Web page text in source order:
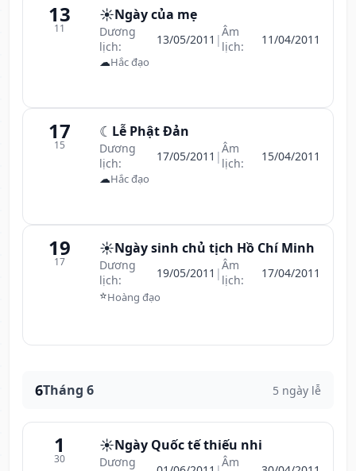
13
11
☀️Ngày của mẹ
Dương
lịch:
13/05/2011 |Âm
lịch:
11/04/2011
☁Hắc đạo
17
15
☾ Lễ Phật Đản
Dương
lịch:
17/05/2011 |Âm
lịch:
15/04/2011
☁Hắc đạo
19
17
☀️Ngày sinh chủ tịch Hồ Chí Minh
Dương
lịch:
19/05/2011 |Âm
lịch:
17/04/2011
⭐Hoàng đạo
6Tháng 6 5 ngày lễ
1
30
☀️Ngày Quốc tế thiếu nhi
Dương
Âm